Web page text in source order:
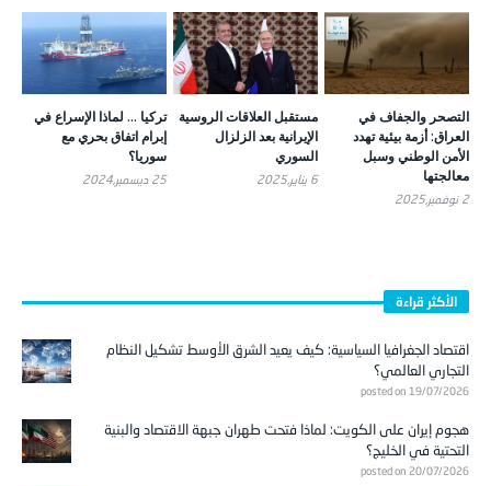
التصحر والجفاف في
العراق: أزمة بيئية تهدد
الأمن الوطني وسبل
معالجتها
2 نوفمبر,2025
مستقبل العلاقات الروسية
الإيرانية بعد الزلزال
السوري
6 يناير,2025
تركيا … لماذا الإسراع في
إبرام اتفاق بحري مع
سوريا؟
25 ديسمبر,2024
الأكثر قراءة
اقتصاد الجغرافيا السياسية: كيف يعيد الشرق الأوسط تشكيل النظام
التجاري العالمي؟
posted on 19/07/2026
هجوم إيران على الكويت: لماذا فتحت طهران جبهة الاقتصاد والبنية
التحتية في الخليج؟
posted on 20/07/2026